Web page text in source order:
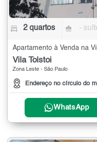
2 quartos -
Apartamento à Venda na
Vila Tolstoi
Zona Leste - São Paulo
Endereço no círculo do
WhatsApp